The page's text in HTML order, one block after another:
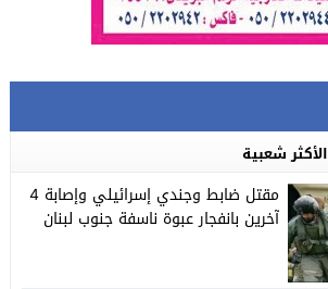
الأكثر شعبية
مقتل ضابط وجندي إسرائيلي وإصابة 4
آخرين بانفجار عبوة ناسفة جنوب لبنان